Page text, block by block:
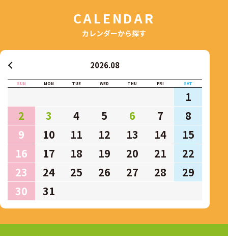
CALENDAR
カレンダーから探す
2026.08
SUN MON TUE WED THU FRI SAT
1
2
3 4 5 6 7
8
9
10 11 12 13 14
15
16
17 18 19 20 21
22
23
24 25 26 27 28
29
30
31